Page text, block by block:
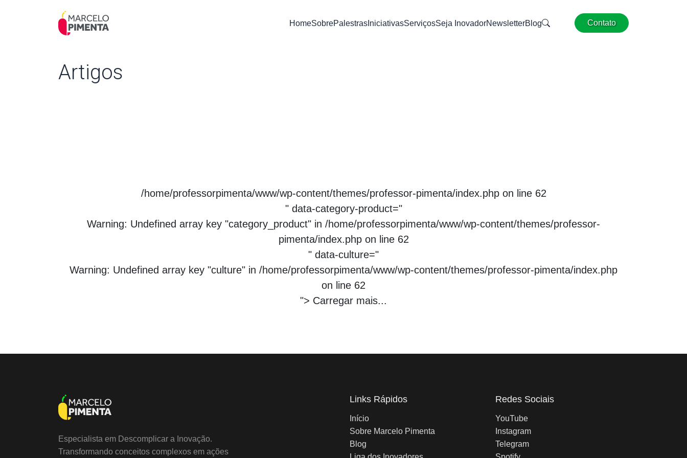
HomeSobrePalestras IniciativasServiçosSeja InovadorNewsletterBlog Contato
Artigos
/home/professorpimenta/www/wp-content/themes/professor-pimenta/index.php on line 62
" data-category-product="
Warning
: Undefined array key "category_product" in /home/professorpimenta/www/wp-content/themes/professor-
pimenta/index.phpon line 62
" data-culture="
Warning
: Undefined array key "culture" in /home/professorpimenta/www/wp-content/themes/professor-pimenta/index.php
on line 62
"> Carregar mais...
Especialista em Descomplicar a Inovação.
Transformando conceitos complexos em ações
Links Rápidos
Início
Sobre Marcelo Pimenta
Blog
Redes Sociais
YouTube
Instagram
Telegram